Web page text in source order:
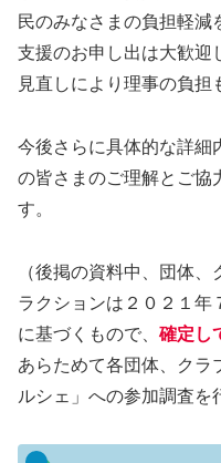
民のみなさまの負担軽減
支援のお申し出は大歓迎
見直しにより理事の負担
今後さらに具体的な詳細
の皆さまのご理解とご協
す。
（後掲の資料中、団体
ラクションは２０２１年
に基づくもので、 確定し
あらためて各団体、クラ
ルシェ」への参加調査を